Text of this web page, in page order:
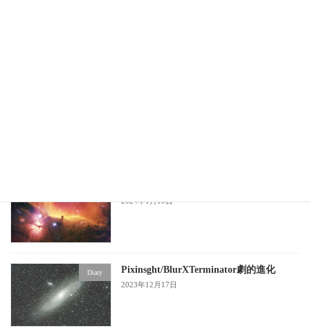
2024年1月18日
Diary Pixinsght/BlurXTerminator劇的進化
2023年12月17日